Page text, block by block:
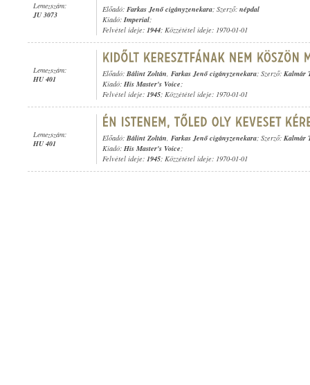
Lemezszám:
JU 3073
Előadó: Farkas Jenő cigányzenekara; Szerző: népdal
Kiadó: Imperial;
Felvétel ideje: 1944; Közzététel ideje: 1970-01-01
Lemezszám:
HU 401
Előadó: Bálint Zoltán, Farkas Jenő cigányzenekara; Szerző: Kalmár
Kiadó: His Master's Voice;
Felvétel ideje: 1945; Közzététel ideje: 1970-01-01
Lemezszám:
HU 401
Előadó: Bálint Zoltán, Farkas Jenő cigányzenekara; Szerző: Kalmár
Kiadó: His Master's Voice;
Felvétel ideje: 1945; Közzététel ideje: 1970-01-01